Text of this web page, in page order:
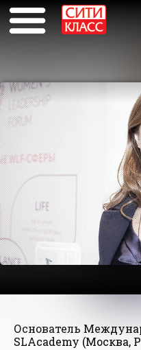
Основатель
SLAcademy (Москва,